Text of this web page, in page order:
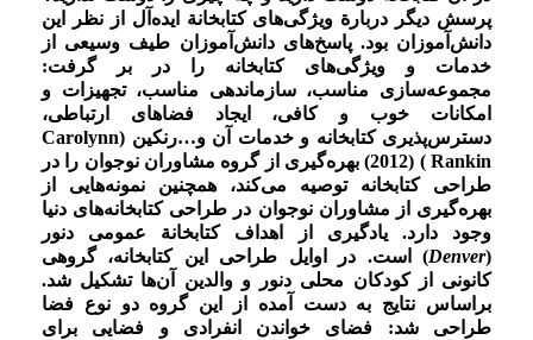
پرسش دیگر دربارة ویژگی‌های کتابخانة ایده‌آل از نظر این
دانش‌آموزان بود. پاسخ‌های دانش‌آموزان طیف وسیعی از
خدمات و ویژگی‌های کتابخانه را در بر گرفت:
مجموعه‌سازی مناسب، سازماندهی مناسب، تجهیزات و
امکانات خوب و کافی، ایجاد فضاهای ارتباطی،
دسترس‌پذیری کتابخانه و خدمات آن و…رنکین (Carolynn
Rankin ) (2012) بهره‌گیری از گروه مشاوران نوجوان را در
طراحی کتابخانه توصیه می‌کند، همچنین نمونه‌هایی از
بهره‌گیری از مشاوران نوجوان در طراحی کتابخانه‌های دنیا
وجود دارد. یادگیری از اهداف کتابخانة عمومی دنور
(
Denver) است. در اوایل طراحی این کتابخانه، گروهی
کانونی از کودکان محلی دنور و والدین آن‌ها تشکیل شد.
براساس نتایج به دست آمده از این گروه دو نوع فضا
طراحی شد: فضای خواندن انفرادی و فضایی برای